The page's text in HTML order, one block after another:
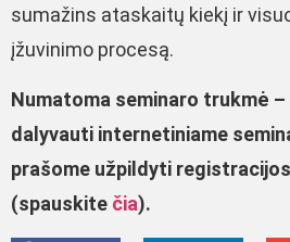
sumažins ataskaitų kiekį ir
įžuvinimo procesą.
Numatoma seminaro trukmė –
dalyvauti internetiniame
prašome užpildyti
(spauskite čia).